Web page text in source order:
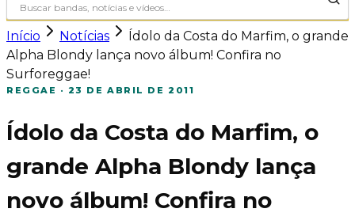
Início Notícias
Ídolo da Costa do Marfim, o grande
Alpha Blondy lança novo álbum! Confira no
Surforeggae!
REGGAE · 23 DE ABRIL DE 2011
Ídolo da Costa do Marfim, o
grande Alpha Blondy lança
novo álbum! Confira no